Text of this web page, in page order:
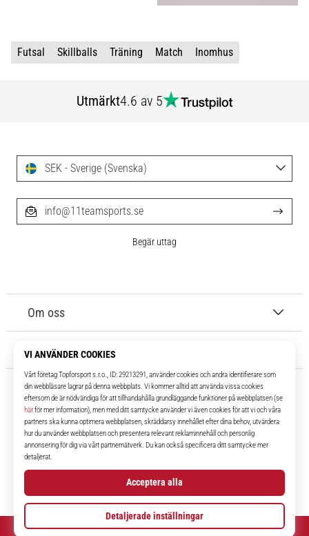
Futsal Skillballs Träning Match Inomhus
Utmärkt4.6 av 5
11teamsports.se
I över 16 år har vi varit dina lagkamrater, vilket ger dig de bästa och
senaste fotbollsprodukterna.
FacebookInstagramYouTube
Om oss
Kundtjänst
SEK - Sverige (Svenska)
info@11teamsports.se
Begär uttag